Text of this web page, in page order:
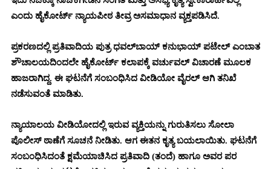
ಎಂದು ಹೈಕೋರ್ಟ್ ನ್ಯಾಯಪೀಠ ತೀವ್ರ ಅಸಮಾಧಾನ ವ್ಯಕ್ತಪಡಿಸಿದೆ.
ಪ್ರಕರಣದಲ್ಲಿ ಪ್ರತಿವಾದಿಯ ಪುತ್ರ ಧವಲ್‌ಬಾಯ್ ಕನುಭಾಯ್ ಪಟೇಲ್ ಎಂಬಾತ
ಶೌಚಾಲಯದಿಂದಲೇ ಹೈಕೋರ್ಟ್ ಕಲಾಪಕ್ಕೆ ವರ್ಚುವಲ್ ವಿಚಾರಣೆ ಮೂಲಕ
ಹಾಜರಾಗಿದ್ದ. ಈ ಘಟನೆಗೆ ಸಂಬಂಧಿಸಿದ ವೀಡಿಯೋ ವೈರಲ್ ಆಗಿ ತನಿಖೆ
ನಡೆಸುವಂತೆ ಮಾಡಿತು.
ನ್ಯಾಯಾಲಯ ವೀಡಿಯೋದಲ್ಲಿ ಇರುವ ವ್ಯಕ್ತಿಯನ್ನು ಗುರುತಿಸಲು ಸೋಲಾ
ಪೊಲೀಸ್ ಠಾಣೆಗೆ ಸೂಚನೆ ನೀಡಿತು. ಆಗ ಈತನ ಕೃತ್ಯ ಬಯಲಾಯಿತು. ಘಟನೆಗೆ
ಸಂಬಂಧಿಸಿದಂತೆ ಕ್ಷಮೆಯಾಚಿಸಿದ ಪ್ರತಿವಾದಿ (ತಂದೆ) ಹಾಗೂ ಅವರ ಪರ